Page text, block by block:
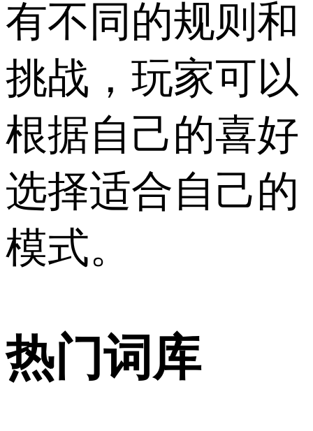
有不同的规则和
挑战，玩家可以
根据自己的喜好
选择适合自己的
模式。
热门词库